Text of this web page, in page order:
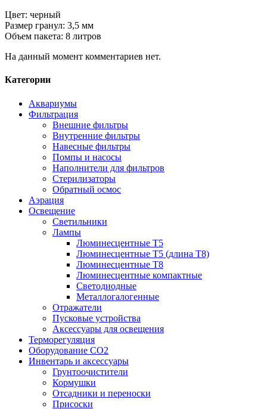
Цвет: черный
Размер гранул: 3,5 мм
Объем пакета: 8 литров
На данный момент комментариев нет.
Категории
Аквариумы
Фильтрация
Внешние фильтры
Внутренние фильтры
Навесные фильтры
Помпы и насосы
Наполнители для фильтров
Стерилизаторы
Обратный осмос
Аэрация
Освещение
Светильники
Лампы
Люминесцентные T5
Люминесцентные T5 (длина T8)
Люминесцентные T8
Люминесцентные компактные
Светодиодные
Металлогалогенные
Отражатели
Пусковые устройства
Аксессуары для освещения
Терморегуляция
Оборудование CO2
Инвентарь и аксессуары
Грунтоочистители
Кормушки
Отсадники и переноски
Присоски